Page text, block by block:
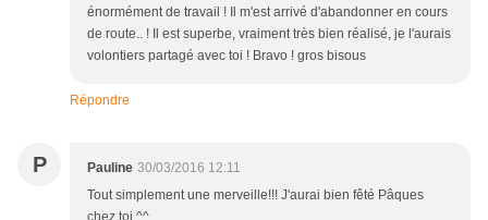
énormément de travail ! Il m'est arrivé d'abandonner en cours
de route.. ! Il est superbe, vraiment très bien réalisé, je l'aurais
volontiers partagé avec toi ! Bravo ! gros bisous
Répondre
P Pauline 30/03/2016 12:11
Tout simplement une merveille!!! J'aurai bien fêté Pâques
chez toi ^^